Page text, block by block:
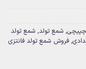
, شمع تولد, شمع تولد
, فروش شمع تولد فانتزی